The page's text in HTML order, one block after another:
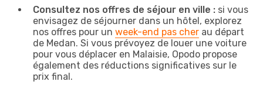
Consultez nos offres de séjour en ville : si vous
envisagez de séjourner dans un hôtel, explorez
nos offres pour un week-end pas cher au départ
de Medan. Si vous prévoyez de louer une voiture
pour vous déplacer en Malaisie, Opodo propose
également des réductions significatives sur le
prix final.